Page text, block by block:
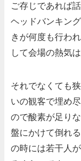
ご存じであれば
ヘッドバンキン
きが何度も行わ
して会場の熱気
それでなくても
いの観客で埋め
ので酸素が足り
盤にかけて倒れ
の時には若干人